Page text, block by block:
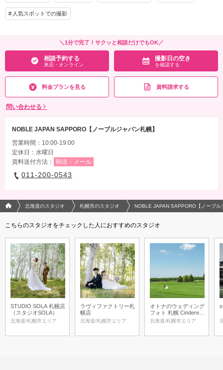
人気スポットでの撮影
＼1分で完了！サクッと相談だけでもOK／
相談予約する
来店・オンライン
撮影日の空き
を確認する
料金プランを見る 資料請求する
問い合わせる
NOBLE JAPAN SAPPORO【ノーブルジャパン札幌】
営業時間：10:00-19:00
定休日：水曜日
資料送付方法：
郵送・メール
011-200-0543
フォトウエディング/結婚写真のPhotorait ホーム
北海道のスタジオ 札幌市のスタジオ NOBLE JAPAN SAPPORO【ノーブル
こちらのスタジオをチェックした人におすすめのスタジオ
STUDIO SOLA 札幌店
（スタジオSOLA）
北海道/札幌市エリア
ラヴィファクトリー札
幌店
北海道/札幌市エリア
オトナのウェディング
フォト 札幌 Cinderella
Story Wedding photo
北海道/札幌市エリア